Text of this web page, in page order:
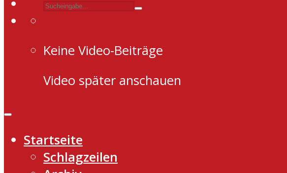
Keine Video-Beiträge
Video später anschauen
Startseite
Schlagzeilen